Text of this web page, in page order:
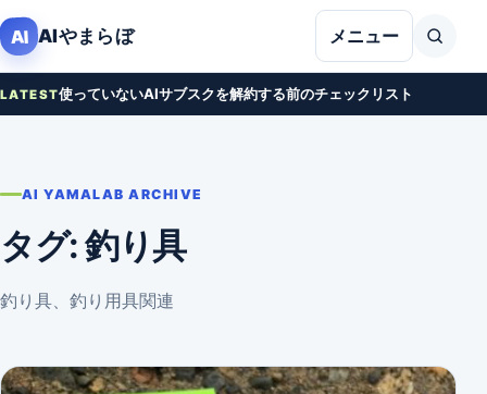
本文へ移動
AI AIやまらぼ メニュー
LATEST使っていないAIサブスクを解約する前のチェックリスト
AI YAMALAB ARCHIVE
タグ:釣り具
釣り具、釣り用具関連